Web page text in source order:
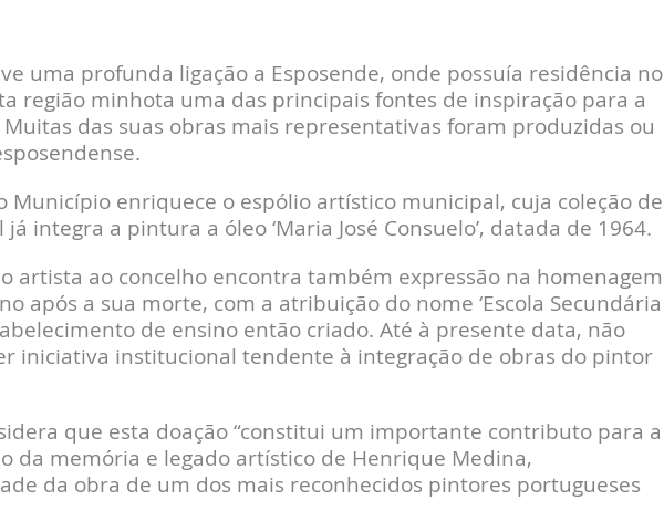
uma profunda ligação a Esposende, onde possuía residência no
região minhota uma das principais fontes de inspiração para a
das suas obras mais representativas foram produzidas ou
Município enriquece o espólio artístico municipal, cuja coleção de
integra a pintura a óleo ‘Maria José Consuelo’, datada de 1964.
artista ao concelho encontra também expressão na homenagem
após a sua morte, com a atribuição do nome ‘Escola Secundária
de ensino então criado. Até à presente data, não
iniciativa institucional tendente à integração de obras do pintor
que esta doação “constitui um importante contributo para a
da memória e legado artístico de Henrique Medina,
da obra de um dos mais reconhecidos pintores portugueses